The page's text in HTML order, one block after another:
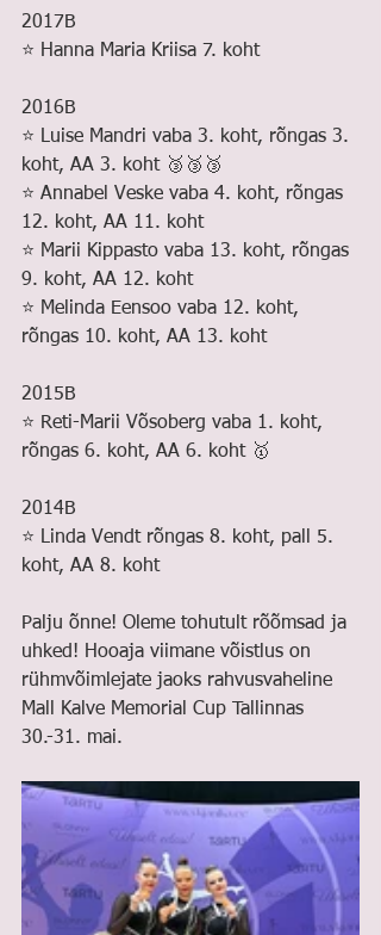
2017B
⭐️ Hanna Maria Kriisa 7. koht
2016B
⭐️ Luise Mandri vaba 3. koht, rõngas 3.
koht, AA 3. koht 🥉🥉🥉
⭐️ Annabel Veske vaba 4. koht, rõngas
12. koht, AA 11. koht
⭐️ Marii Kippasto vaba 13. koht, rõngas
9. koht, AA 12. koht
⭐️ Melinda Eensoo vaba 12. koht,
rõngas 10. koht, AA 13. koht
2015B
⭐️ Reti-Marii Võsoberg vaba 1. koht,
rõngas 6. koht, AA 6. koht 🥇
2014B
⭐️ Linda Vendt rõngas 8. koht, pall 5.
koht, AA 8. koht
Palju õnne! Oleme tohutult rõõmsad ja
uhked! Hooaja viimane võistlus on
rühmvõimlejate jaoks rahvusvaheline
Mall Kalve Memorial Cup Tallinnas
30.-31. mai.